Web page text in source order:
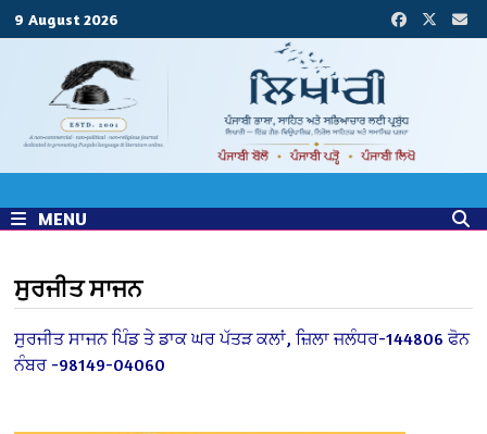
9 August 2026
MENU
ਸੁਰਜੀਤ ਸਾਜਨ
ਸੁਰਜੀਤ ਸਾਜਨਪਿੰਡ ਤੇ ਡਾਕ ਘਰ ਪੱਤੜ ਕਲਾਂ,ਜ਼ਿਲਾ ਜਲੰਧਰ-144806 ਫੋਨ
ਨੰਬਰ -98149-04060